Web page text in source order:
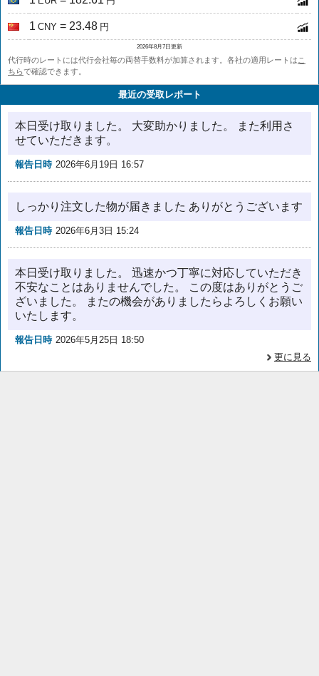
1 CNY = 23.48 円
2026年8月7日更新
代行時のレートには代行会社毎の両替手数料が加算されます。各社の適用レートは こ
ちらで確認できます。
最近の受取レポート
本日受け取りました。 大変助かりました。 また利用さ
せていただきます。
報告日時 2026年6月19日 16:57
しっかり注文した物が届きました ありがとうございます
報告日時 2026年6月3日 15:24
本日受け取りました。 迅速かつ丁寧に対応していただき
不安なことはありませんでした。 この度はありがとうご
ざいました。 またの機会がありましたらよろしくお願い
いたします。
報告日時 2026年5月25日 18:50
更に見る